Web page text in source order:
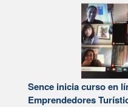
Sence inicia curso en
Emprendedores